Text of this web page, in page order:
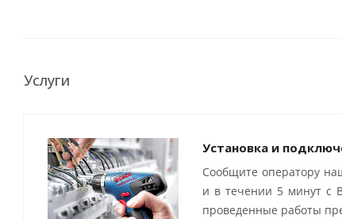
Услуги
Установка и
Сообщите оператору
и в течении 5 минут с
проведенные работы